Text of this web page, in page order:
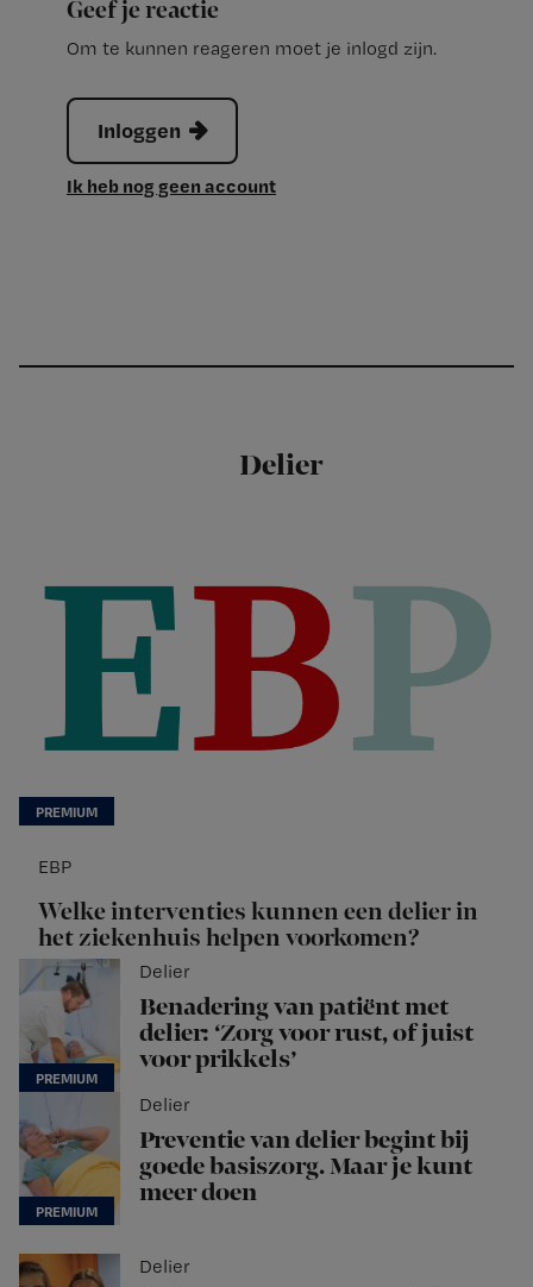
Geef je reactie
Om te kunnen reageren moet je inlogd zijn.
Inloggen
Ik heb nog geen account
Delier
EBP
Welke interventies kunnen een delier in
het ziekenhuis helpen voorkomen?
Delier
Benadering van patiënt met
delier: ‘Zorg voor rust, of juist
voor prikkels’
Delier
Preventie van delier begint bij
goede basiszorg. Maar je kunt
meer doen
Delier